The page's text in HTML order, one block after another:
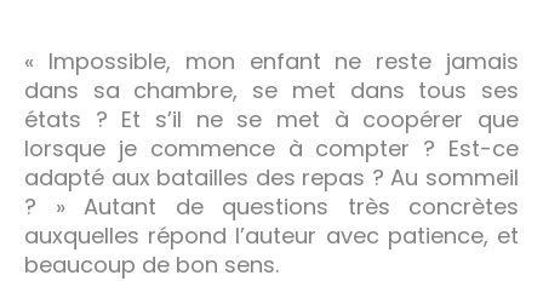
« Impossible, mon enfant ne reste jamais
dans sa chambre, se met dans tous ses
états ? Et s’il ne se met à coopérer que
lorsque je commence à compter ? Est-ce
adapté aux batailles des repas ? Au sommeil
? » Autant de questions très concrètes
auxquelles répond l’auteur avec patience, et
beaucoup de bon sens.